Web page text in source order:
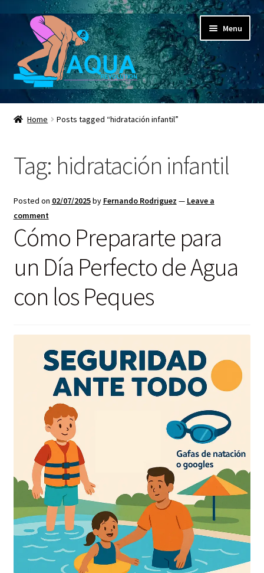
Skip
navigation
Skip
content
Menu
Aqua Revolution
Expand
Espacio Educativo
Social Media
Contactanos ahora
Home Posts tagged “hidratación infantil”
Tag: hidratación infantil
Posted on 02/07/2025by Fernando Rodriguez — Leave a
comment
Cómo Prepararte para
un Día Perfecto de Agua
con los Peques